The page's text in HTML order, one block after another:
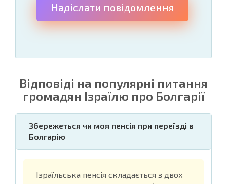
Надіслати повідомлення
Відповіді на популярні питання
громадян Ізраїлю про Болгарії
Збережеться чи моя пенсія при переїзді в
Болгарію
Ізраїльська пенсія складається з двох